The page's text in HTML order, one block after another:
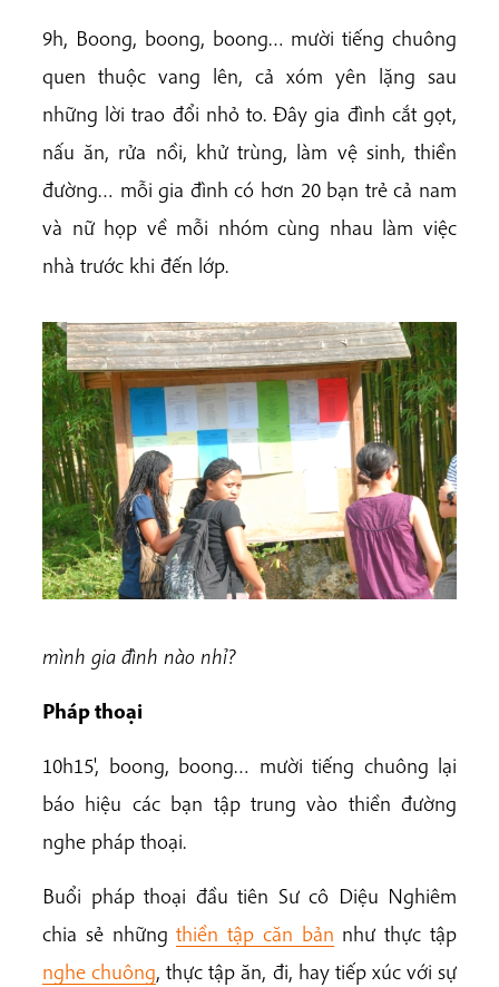
9h, Boong, boong, boong… mười tiếng chuông
quen thuộc vang lên, cả xóm yên lặng sau
những lời trao đổi nhỏ to. Đây gia đình cắt gọt,
nấu ăn, rửa nồi, khử trùng, làm vệ sinh, thiền
đường… mỗi gia đình có hơn 20 bạn trẻ cả nam
và nữ họp về mỗi nhóm cùng nhau làm việc
nhà trước khi đến lớp.
mình gia đình nào nhỉ?
Pháp thoại
10h15', boong, boong… mười tiếng chuông lại
báo hiệu các bạn tập trung vào thiền đường
nghe pháp thoại.
Buổi pháp thoại đầu tiên Sư cô Diệu Nghiêm
chia sẻ nhữngthiền tập căn bản như thực tập
nghe chuông, thực tập ăn, đi, hay tiếp xúc với sự